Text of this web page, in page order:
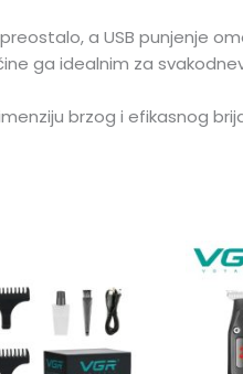
a USB punjenje
ga idealnim za
brzog i efikasnog